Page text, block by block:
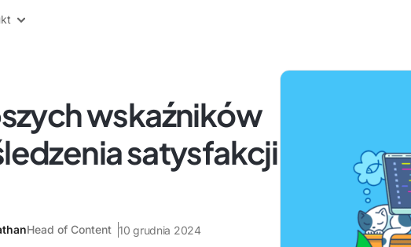
wskaźników
satysfakcji
Head of Content 10 grudnia 2024